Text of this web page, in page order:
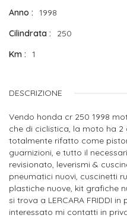
Anno
1998
Cilindrata
250
Km
1
DESCRIZIONE
Vendo honda cr 250 1998
che di ciclistica, la moto ha
totalmente rifatto come
guarnizioni, e tutto il
revisionato, leverismi &
pneumatici nuovi, cuscinetti
plastiche nuove, kit grafiche
si trova a LERCARA FRIDDI
interessato mi contatti in